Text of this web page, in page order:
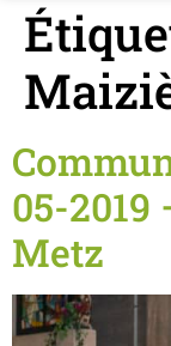
05-
Metz